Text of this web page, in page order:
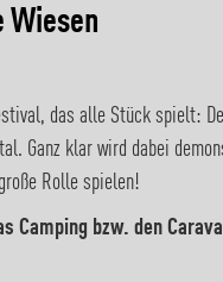
Wiesen
das alle Stück spielt:
Ganz klar wird dabei
Rolle spielen!
Camping bzw. den